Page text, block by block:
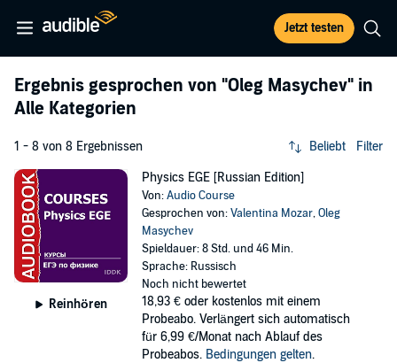
Jetzt testen
Ergebnis gesprochen von "Oleg Masychev" in
Alle Kategorien
1 - 8 von 8 Ergebnissen Beliebt Filter
Reinhören
Physics EGE [Russian Edition]
Von:Audio Course
Gesprochen von:Valentina Mozar,Oleg
Masychev
Spieldauer: 8 Std. und 46 Min.
Sprache: Russisch
Noch nicht bewertet
18,93 € oder kostenlos mit einem
Probeabo. Verlängert sich automatisch
für 6,99 €/Monat nach Ablauf des
Probeabos. Bedingungen gelten.